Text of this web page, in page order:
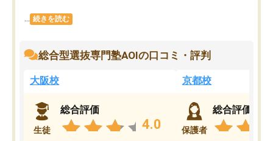
続きを読む
総合型選抜専門塾AOIの口コミ・評判
大阪校
生徒
総合評価
4.0
京都校
保護者
総合評価